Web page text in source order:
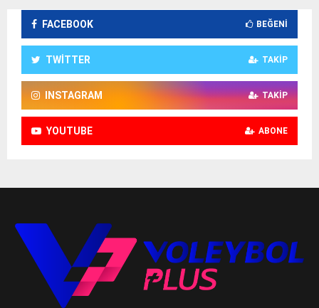
FACEBOOK BEĞENI
TWITTER TAKIP
INSTAGRAM TAKIP
YOUTUBE ABONE